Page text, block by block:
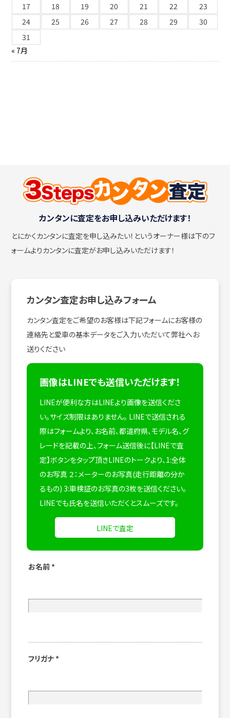
17
18 19 20 21 22
23
24
25 26 27 28 29
30
31
« 7月
カンタンに査定をお申し込みいただけます！
とにかくカンタンに査定を申し込みたい！ というオーナー様は下のフ
ォームよりカンタンに査定がお申し込みいただけます！
カンタン査定お申し込みフォーム
カンタン査定をご希望のお客様は下記フォームにお客様の
連絡先と愛車の基本データをご入力いただいて弊社へお
送りください
画像はLINEでも送信いただけます！
LINEが便利な方はLINEより画像を送信くださ
い。サイズ制限はありません。 LINEで送信される
際はフォームより、お名前、都道府県、モデル名、グ
レードを記載の上、フォーム送信後に【LINEで査
定】ボタンをタップ頂きLINEのトークより、1:全体
のお写真 ２：メーターのお写真(走行距離の分か
るもの) 3:車検証のお写真の3枚を送信ください。
LINEでも氏名を送信いただくとスムーズです。
LINEで査定
お名前 *
フリガナ *